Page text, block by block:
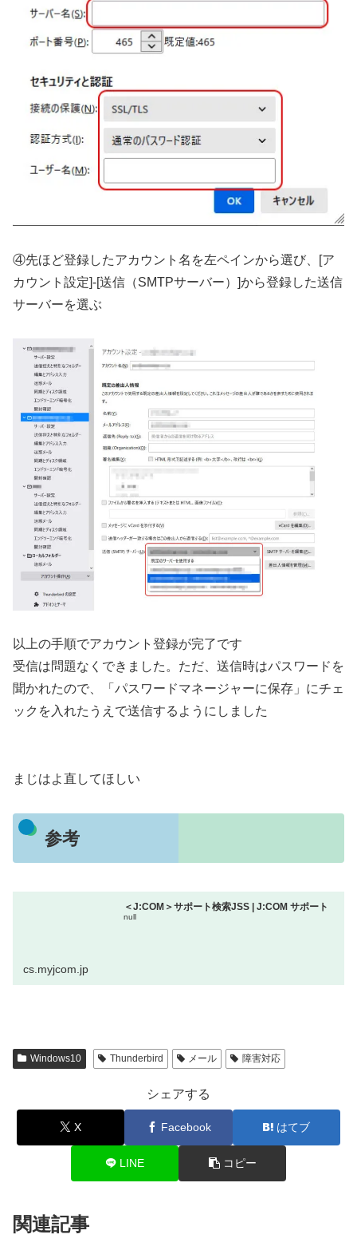
④先ほど登録したアカウント名を左ペインから選び、[ア
カウント設定]-[送信（SMTPサーバー）]から登録した送信
サーバーを選ぶ
以上の手順でアカウント登録が完了です
受信は問題なくできました。ただ、送信時はパスワードを
聞かれたので、「パスワードマネージャーに保存」にチェ
ックを入れたうえで送信するようにしました
まじはよ直してほしい
参考
＜J:COM＞サポート検索JSS | J:COM サポート
null
cs.myjcom.jp
Windows10 Thunderbird メール 障害対応
シェアする
X Facebook はてブ
LINE コピー
関連記事